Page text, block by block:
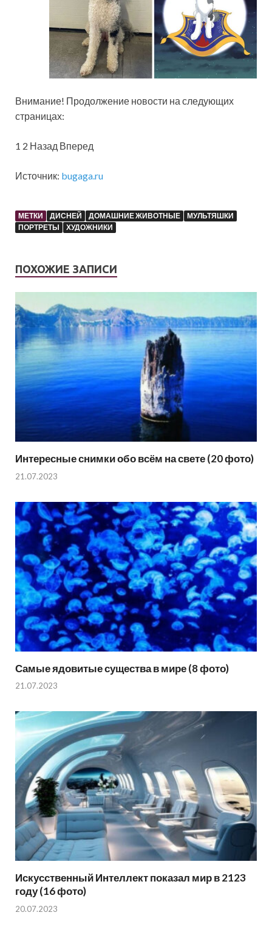
Внимание! Продолжение новости на следующих
страницах:
1 2 Назад Вперед
Источник: bugaga.ru
МЕТКИ ДИСНЕЙ ДОМАШНИЕ ЖИВОТНЫЕ
МУЛЬТЯШКИ
ПОРТРЕТЫ
ХУДОЖНИКИ
ПОХОЖИЕ ЗАПИСИ
Интересные снимки обо всём на свете (20 фото)
21.07.2023
Самые ядовитые существа в мире (8 фото)
21.07.2023
Искусственный Интеллект показал мир в 2123
году (16 фото)
20.07.2023